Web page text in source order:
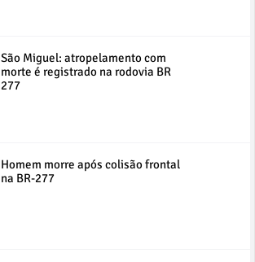
São Miguel: atropelamento com
morte é registrado na rodovia BR
277
Homem morre após colisão frontal
na BR-277